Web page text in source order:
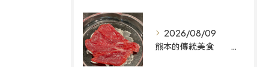
2026/08/09
熊本的傳統美食 想找福岡最棒的餐廳嗎？來「MAIZURU KITCHEN」品嚐道地且無添加的「Omakase」料理吧